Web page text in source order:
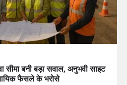
सीमा बनी बड़ा सवाल, अनुभवी साइट
फैसले के भरोसे